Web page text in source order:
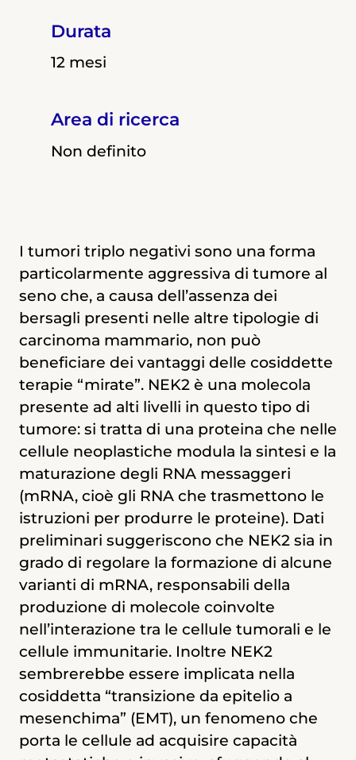
Durata
12 mesi
Area di ricerca
Non definito
I tumori triplo negativi sono una forma
particolarmente aggressiva di tumore al
seno che, a causa dell’assenza dei
bersagli presenti nelle altre tipologie di
carcinoma mammario, non può
beneficiare dei vantaggi delle cosiddette
terapie “mirate”. NEK2 è una molecola
presente ad alti livelli in questo tipo di
tumore: si tratta di una proteina che nelle
cellule neoplastiche modula la sintesi e la
maturazione degli RNA messaggeri
(mRNA, cioè gli RNA che trasmettono le
istruzioni per produrre le proteine). Dati
preliminari suggeriscono che NEK2 sia in
grado di regolare la formazione di alcune
varianti di mRNA, responsabili della
produzione di molecole coinvolte
nell’interazione tra le cellule tumorali e le
cellule immunitarie. Inoltre NEK2
sembrerebbe essere implicata nella
cosiddetta “transizione da epitelio a
mesenchima” (EMT), un fenomeno che
porta le cellule ad acquisire capacità
Durata
12 mesi
Area di ricerca
Non definito
I tumori triplo-negativi sono una forma
particolarmente aggressiva di tumore
mammario che, a causa dell’assenza dei
bersagli classici presenti nelle altre
tipologie di tumore al seno, non può
beneficiare dei vantaggi di terapie
mirate. NEK2è una proteina che risulta
maggiormente presente in questo tipo
di tumore.
Si tratta di una proteina che regola lo
splicing alternativo, un meccanismo per
cui da uno stesso gene possono derivare
proteine diverse attraverso un diverso
processamento di uno stessoRNA
messaggero(mRNA, cioè l’RNA che
trasmette le istruzioni del DNA per
produrre le proteine). Dati preliminari
suggeriscono che NEK2 sia in grado di
regolare la produzione di alcune varianti
di mRNA specifiche dei tumori tripli
negativi, tra cui alcune coinvolte nella
“transizione da epitelio a mesenchima”
12 mesi
Non definito
Università di Roma Tor Vergata